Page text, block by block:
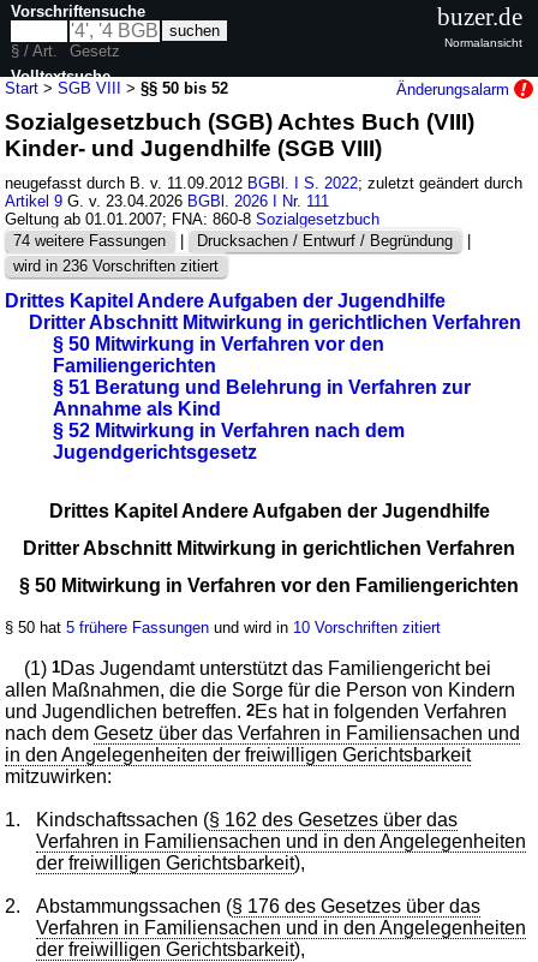
Start >SGB VIII >§§ 50 bis 52 Änderungsalarm
Sozialgesetzbuch (SGB) Achtes Buch (VIII)
Kinder- und Jugendhilfe (SGB VIII)
neugefasst durch B. v. 11.09.2012 BGBl. I S. 2022; zuletzt geändert durch
Artikel 9 G. v. 23.04.2026 BGBl. 2026 I Nr. 111
Geltung ab 01.01.2007; FNA: 860-8Sozialgesetzbuch
74 weitere Fassungen
| Drucksachen / Entwurf / Begründung
|
wird in 236 Vorschriften zitiert
Drittes Kapitel Andere Aufgaben der Jugendhilfe
Dritter Abschnitt Mitwirkung in gerichtlichen Verfahren
§ 50 Mitwirkung in Verfahren vor den
Familiengerichten
§ 51 Beratung und Belehrung in Verfahren zur
Annahme als Kind
§ 52 Mitwirkung in Verfahren nach dem
Jugendgerichtsgesetz
Drittes Kapitel Andere Aufgaben der Jugendhilfe
Dritter Abschnitt Mitwirkung in gerichtlichen Verfahren
§ 50 Mitwirkung in Verfahren vor den Familiengerichten
§ 50 hat5 frühere Fassungen und wird in 10 Vorschriften zitiert
(1)1Das Jugendamt unterstützt das Familiengericht bei
allen Maßnahmen, die die Sorge für die Person von Kindern
und Jugendlichen betreffen.2Es hat in folgenden Verfahren
nach demGesetz über das Verfahren in Familiensachen und
in den Angelegenheiten der freiwilligen Gerichtsbarkeit
mitzuwirken:
1. Kindschaftssachen (§ 162 des Gesetzes über das
Verfahren in Familiensachen und in den Angelegenheiten
der freiwilligen Gerichtsbarkeit),
2. Abstammungssachen (§ 176 des Gesetzes über das
Verfahren in Familiensachen und in den Angelegenheiten
der freiwilligen Gerichtsbarkeit),
Vorschriftensuche
§ / Art.
Gesetz
Volltextsuche
nur in SGB VIII
buzer.de
Normalansicht